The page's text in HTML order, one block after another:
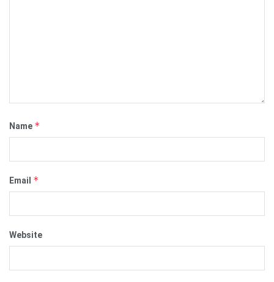
Name *
Email *
Website